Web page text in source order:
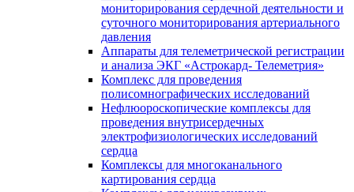
мониторирования сердечной деятельности и
суточного мониторирования артериального
давления
Аппараты для телеметрической регистрации
и анализа ЭКГ «Астрокард- Телеметрия»
Комплекс для проведения
полисомнографических исследований
Нефлюороскопические комплексы для
проведения внутрисердечных
электрофизиологических исследований
сердца
Комплексы для многоканального
картирования сердца